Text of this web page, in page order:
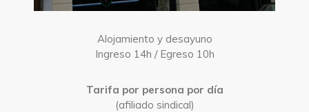
Alojamiento y desayuno
Ingreso 14h / Egreso 10h
Tarifa por persona por día
(afiliado sindical)